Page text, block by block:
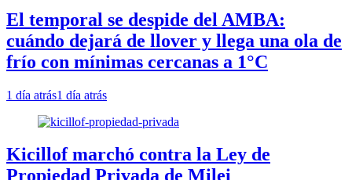
El temporal se despide del AMBA:
cuándo dejará de llover y llega una ola de
frío con mínimas cercanas a 1°C
1 día atrás1 día atrás
Kicillof marchó contra la Ley de
Propiedad Privada de Milei